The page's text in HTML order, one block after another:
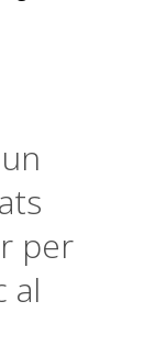
per
al